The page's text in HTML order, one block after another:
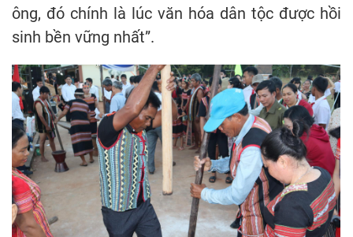
ông, đó chính là lúc văn hóa dân tộc được hồi
sinh bền vững nhất”.